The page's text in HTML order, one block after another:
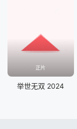
正片
举世无双 2024